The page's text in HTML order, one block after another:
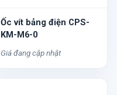
Ốc vít bảng điện CPS-
KM-M6-0
Giá đang cập nhật